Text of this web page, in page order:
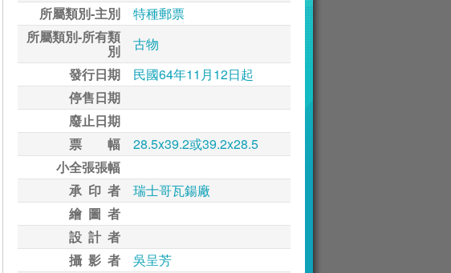
所屬類別-主別
特種郵票
所屬類別-所有類
別
古物
發行日期
民國64年11月12日起
停售日期
廢止日期
票 幅
28.5x39.2或39.2x28.5
小全張張幅
承 印 者
瑞士哥瓦鍚廠
繪 圖 者
設 計 者
攝 影 者
吳呈芳